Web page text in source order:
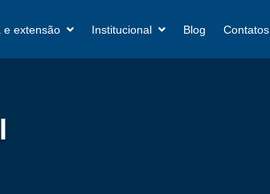
e extensão Institucional Blog Contatos